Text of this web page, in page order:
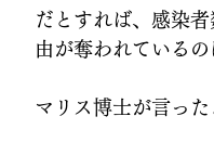
だとすれば、感染
由が奪われている
マリス博士が言っ